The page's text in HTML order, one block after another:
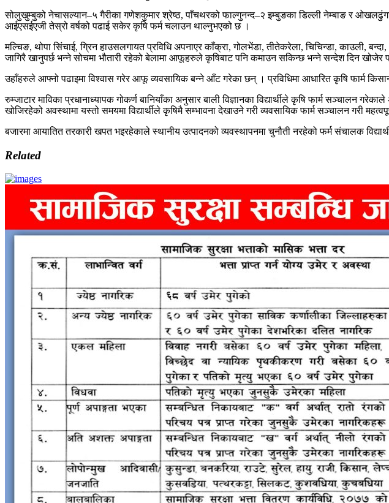
सोलुखुम्बुको नेचासल्यान–५ गैरीका गणेशकुमार श्रेष्ठ, पाँचथरको फाल्गुनन्द–२ इम्बुङका डिल्ली नेम्बाङ र
आईएसईएजी तेस्रो वर्षको पढाई सकेर कृषि फर्म चलाउन थाल्नुभएको छ ।
मल्चिङ, थोपा सिंचाई, ग्रिन हाउसलगायत प्रविधि अपनाएर काँक्रा, गोलभेंडा, तीतेकरेला, चिचिन्डा, काउली,
जागिरै खानुपर्छ भन्ने सोचमा भौतारी रहेको बेलामा आफूहरुले कृषिबाट पनि कमाउन सकिन्छ भन्ने सन्देश दिन खोजेर
उहाँहरुले आफ्नो पढाइमा विश्वास गरेर आफू व्यवसायिक बन्ने आँट गरेका छन् । प्रविधिमा आधारित कृषि फार्म
रुम्जाटार माविका प्रधानाध्यापक गोकर्ण बानियाँका अनुसार बाली विज्ञानका विद्यार्थीले कृषि फार्म
खोजिरहेको अवस्थामा यस्तो समयमा विद्यार्थीले कृषिमै सम्भावना देखाउने गरी व्यवसायिक फार्म सञ्चालन गरी
बजारमा आयातित तरकारी खपत भइरहेकाले स्थानीय उत्पादनको व्यवस्थापनमा चुनौती नरहेको फर्म संचालक
Related